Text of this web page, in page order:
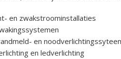
en zwakstroominstallaties
en
en ledverlichting